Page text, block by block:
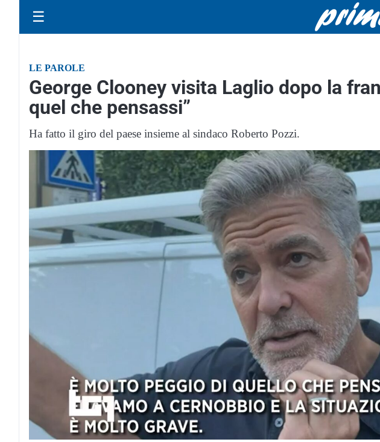
☰
LE PAROLE
George Clooney visita Laglio dopo la
quel che pensassi”
Ha fatto il giro del paese insieme al sindaco Roberto Pozzi.